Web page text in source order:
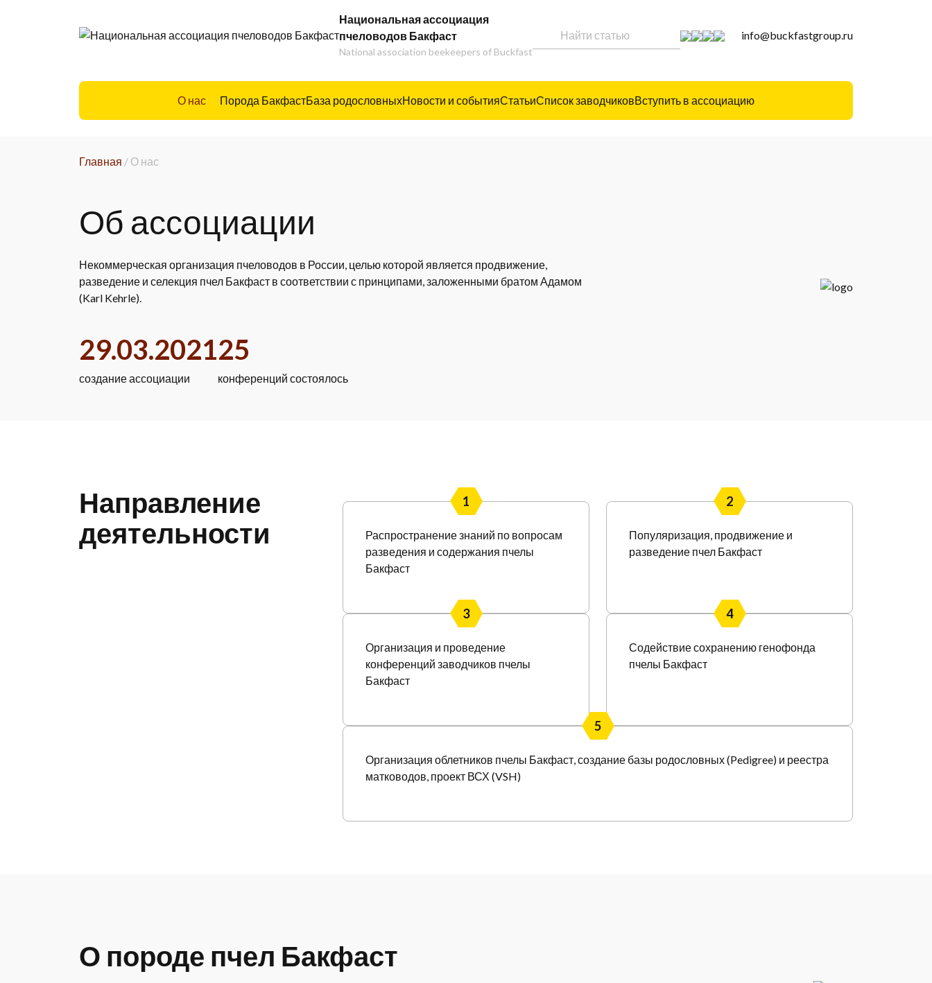
Национальная ассоциация
пчеловодов Бакфаст
National association beekeepers of Buckfast
info@buckfastgroup.ru
О нас Порода БакфастБаза родословныхНовости и событияСтатьиСписок заводчиковВступить в ассоциацию
Главная / О нас
Об ассоциации
Некоммерческая организация пчеловодов в России, целью которой является продвижение,
разведение и селекция пчел Бакфаст в соответствии с принципами, заложенными братом Адамом
(Karl Kehrle).
29.03.2021
создание ассоциации
25
конференций состоялось
Направление
деятельности
1
Распространение знаний по вопросам
разведения и содержания пчелы
Бакфаст
2
Популяризация, продвижение и
разведение пчел Бакфаст
3
Организация и проведение
конференций заводчиков пчелы
Бакфаст
4
Содействие сохранению генофонда
пчелы Бакфаст
5
Организация облетников пчелы Бакфаст, создание базы родословных (Pedigree) и реестра
матководов, проект ВСХ (VSH)
О породе пчел Бакфаст